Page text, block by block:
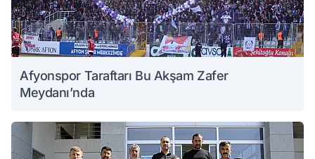
Afyonspor Taraftarı Bu Akşam Zafer
Meydanı’nda